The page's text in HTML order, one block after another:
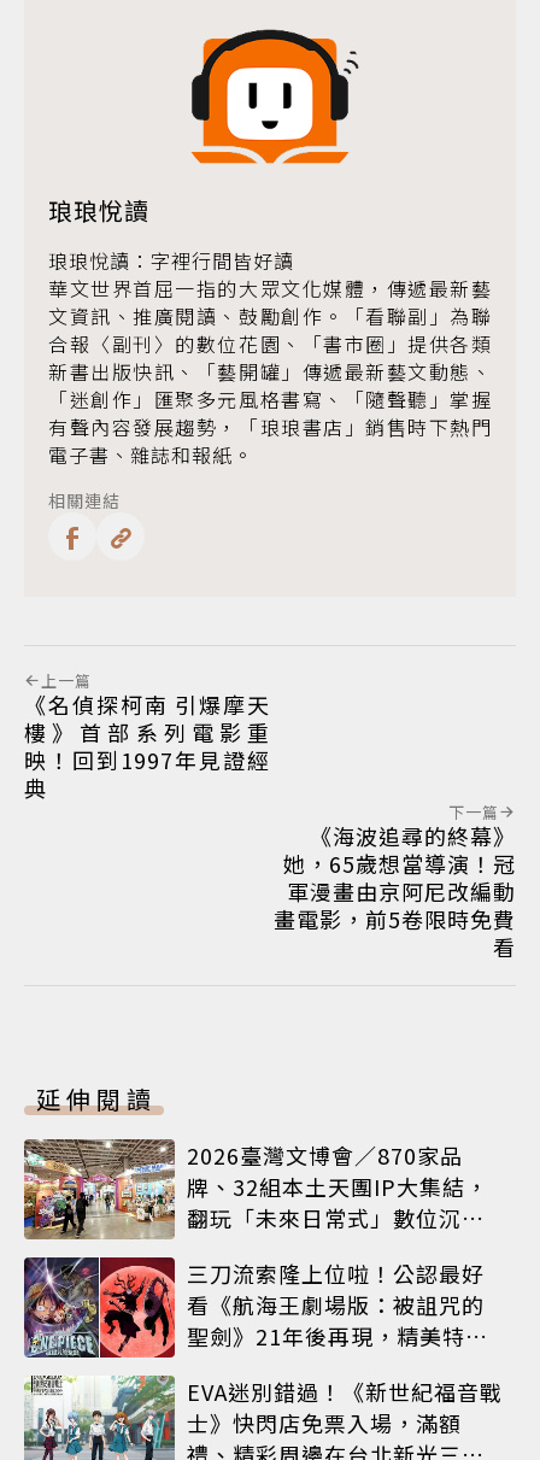
琅琅悅讀
琅琅悅讀：字裡行間皆好讀
華文世界首屈一指的大眾文化媒體，傳遞最新藝
文資訊、推廣閱讀、鼓勵創作。「看聯副」為聯
合報〈副刊〉的數位花園、「書市圈」提供各類
新書出版快訊、「藝開罐」傳遞最新藝文動態、
「迷創作」匯聚多元風格書寫、「隨聲聽」掌握
有聲內容發展趨勢，「琅琅書店」銷售時下熱門
電子書、雜誌和報紙。
相關連結
上一篇
《名偵探柯南 引爆摩天
樓》首部系列電影重
映！回到1997年見證經
典
下一篇
《海波追尋的終幕》
她，65歲想當導演！冠
軍漫畫由京阿尼改編動
畫電影，前5卷限時免費
看
延伸閱讀
2026臺灣文博會／870家品
牌、32組本土天團IP大集結，
翻玩「未來日常式」數位沉浸
三刀流索隆上位啦！公認最好
看《航海王劇場版：被詛咒的
聖劍》21年後再現，精美特典
EVA迷別錯過！《新世紀福音戰
士》快閃店免票入場，滿額